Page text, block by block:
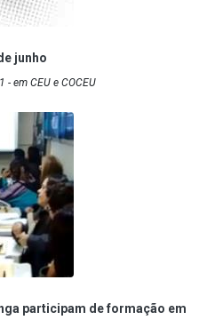
junho
em CEU e COCEU
participam de formação em